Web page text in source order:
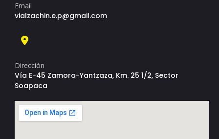
Email
vialzachin.e.p@gmail.com
Dirección
Vía E-45 Zamora-Yantzaza, Km. 25 1/2, Sector
Soapaca